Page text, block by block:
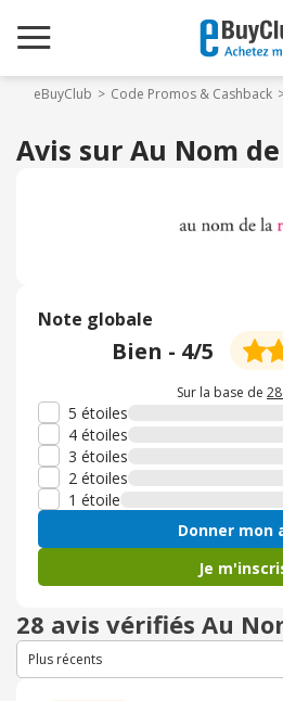
eBuyClub Code Promos & Cashback
Avis sur Au Nom
Note globale
Bien - 4/5
Sur la base de
5 étoiles
4 étoiles
3 étoiles
2 étoiles
1 étoile
Donner mon
Je
28 avis vérifiés Au